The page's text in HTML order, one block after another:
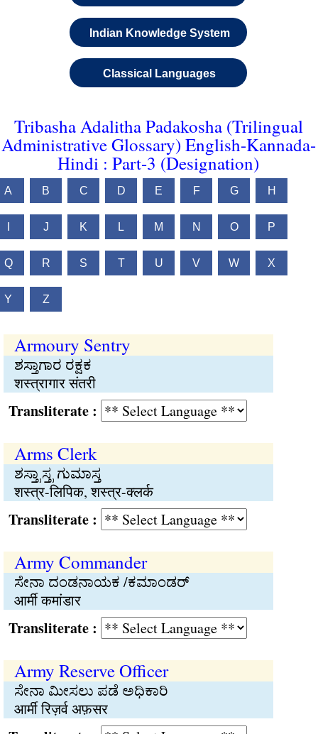
Indian Knowledge System
Classical Languages
Tribasha Adalitha Padakosha (Trilingual
Administrative Glossary) English-Kannada-
Hindi : Part-3 (Designation)
A B C D E F G H
J K L M N O P
Q R S T U V W X
Y Z
Armoury Sentry
ಶಸ್ತಾಗಾರ ರಕ್ಷಕ
शस्त्रागार संतरी
:
Arms Clerk
ಶಸ್ತ್ರಾಸ್ತ್ರ ಗುಮಾಸ್ತ
शस्त्र-लिपिक, शस्त्र-क्लर्क
:
Army Commander
ಸೇನಾ ದಂಡನಾಯಕ /ಕಮಾಂಡರ್
आर्मी कमांडार
:
Army Reserve Officer
ಸೇನಾ ಮೀಸಲು ಪಡೆ ಅಧಿಕಾರಿ
आर्मी रिज़र्व अफ़सर